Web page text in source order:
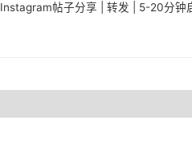
Instagram帖子分享 | 转发 | 5-20分钟